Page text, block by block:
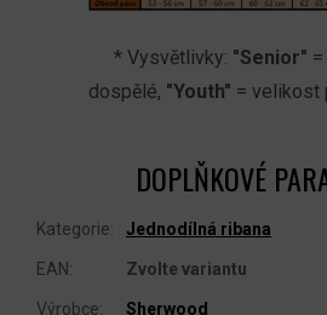
* Vysvětlivky: "Senior"
dospělé, "Youth" = velikost
DOPLŇKOVÉ
Kategorie: Jednodílná ribana
EAN: Zvolte variantu
Výrobce: Sherwood